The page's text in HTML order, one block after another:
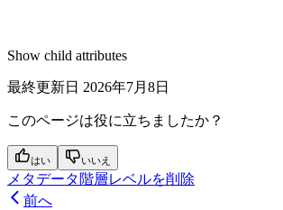
Show child attributes
最終更新日 2026年7月8日
このページは役に立ちましたか？
はい いいえ
メタデータ階層レベルを削除
前へ